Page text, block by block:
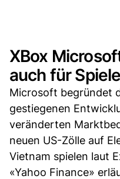
XBox
auch für Spiele
Microsoft begründet
gestiegenen
veränderten
neuen US-Zölle auf
Vietnam spielen laut
«Yahoo Finance»